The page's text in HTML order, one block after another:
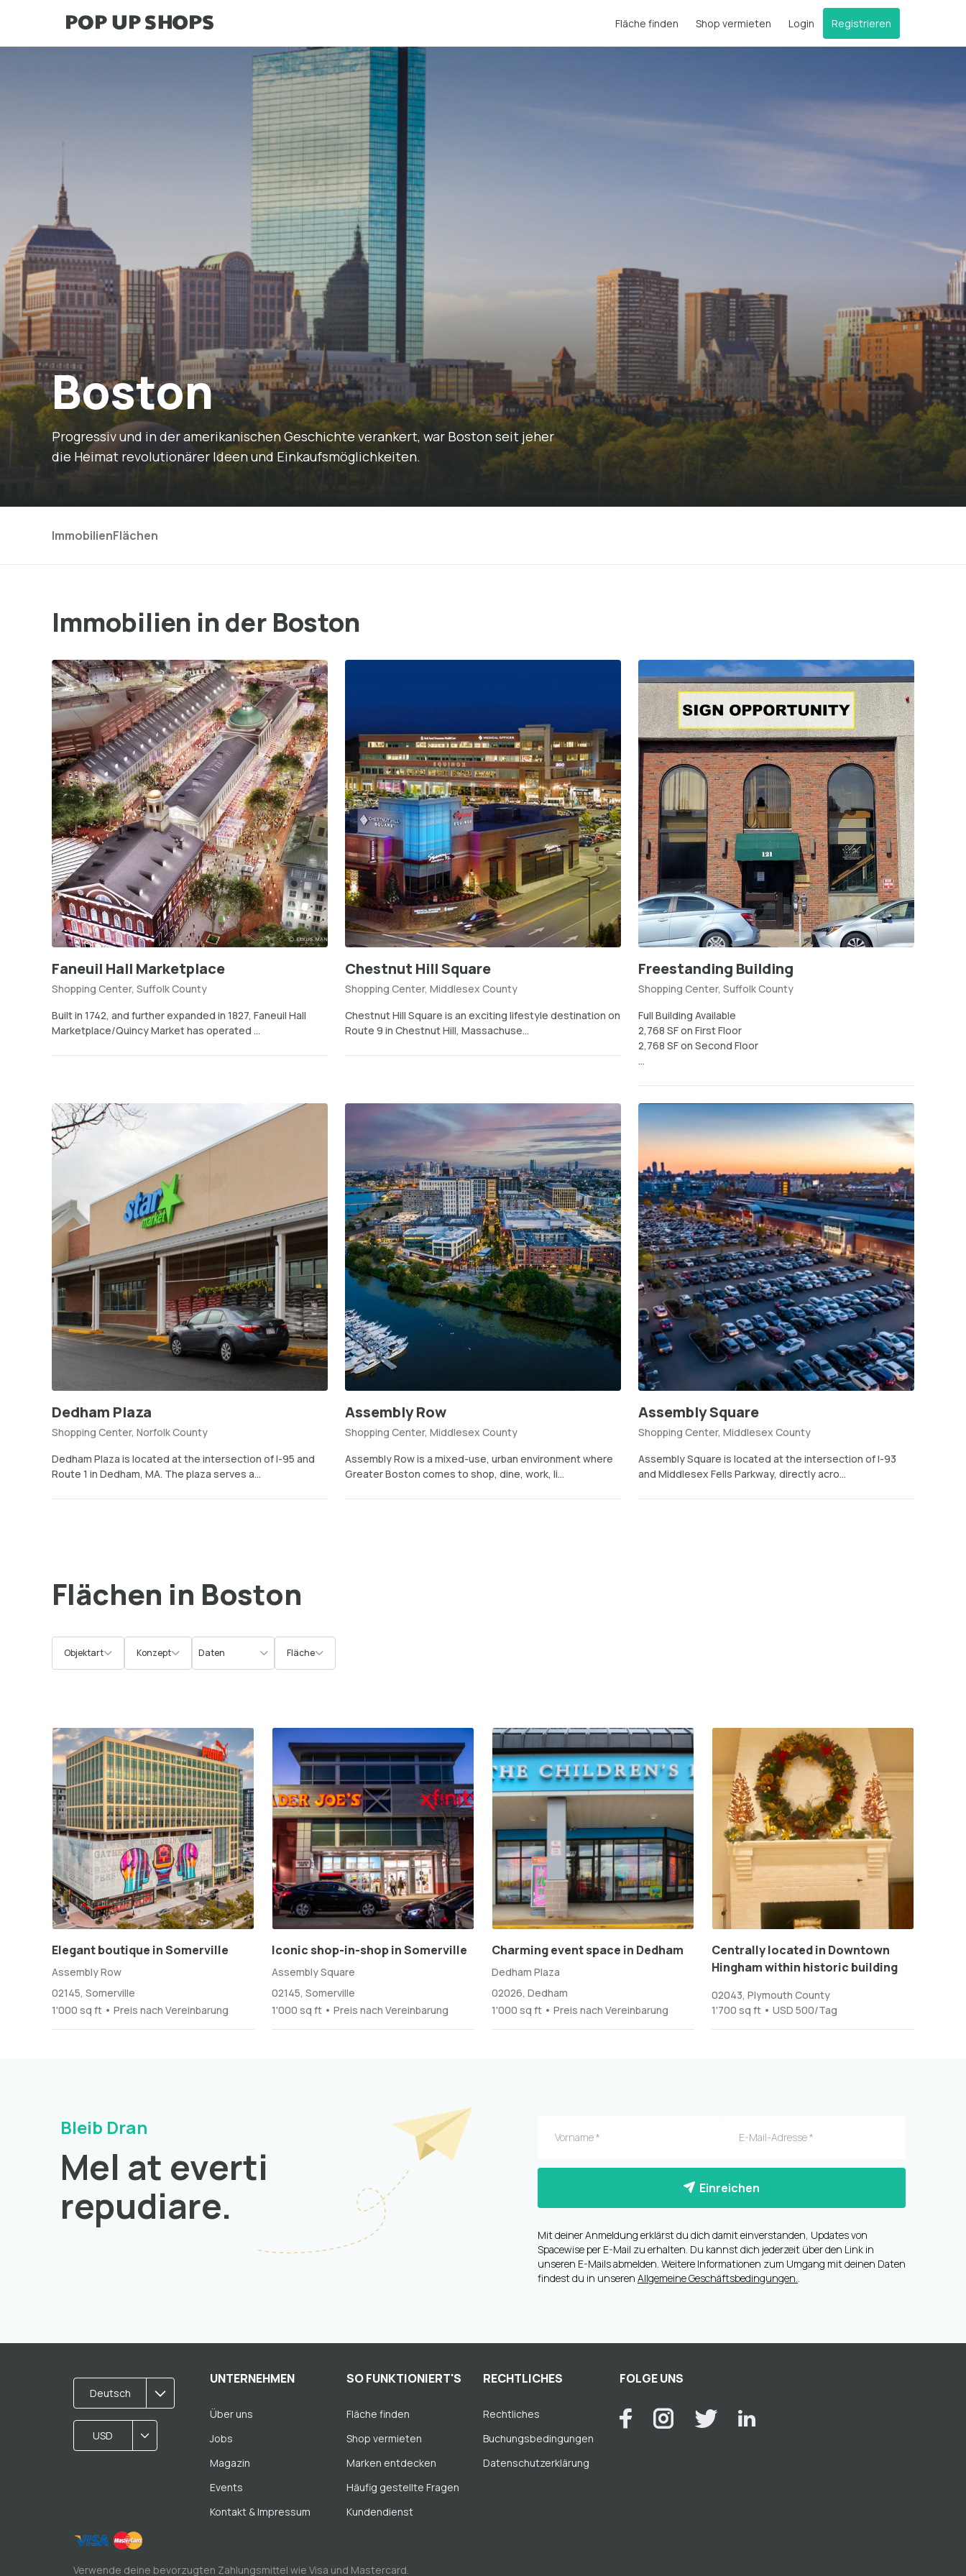
Fläche finden Shop vermieten Login Registrieren
Boston
Progressiv und in der amerikanischen Geschichte verankert, war Boston seit jeher
die Heimat revolutionärer Ideen und Einkaufsmöglichkeiten.
ImmobilienFlächen
Immobilien in der Boston
Faneuil Hall Marketplace
Shopping Center, Suffolk County
Built in 1742, and further expanded in 1827, Faneuil Hall
Marketplace/Quincy Market has operated ...
Chestnut Hill Square
Shopping Center, Middlesex County
Chestnut Hill Square is an exciting lifestyle destination on
Route 9 in Chestnut Hill, Massachuse...
Freestanding Building
Shopping Center, Suffolk County
Full Building Available
2,768 SF on First Floor
2,768 SF on Second Floor
...
Dedham Plaza
Shopping Center, Norfolk County
Dedham Plaza is located at the intersection of I-95 and
Route 1 in Dedham, MA. The plaza serves a...
Assembly Row
Shopping Center, Middlesex County
Assembly Row is a mixed-use, urban environment where
Greater Boston comes to shop, dine, work, li...
Assembly Square
Shopping Center, Middlesex County
Assembly Square is located at the intersection of I-93
and Middlesex Fells Parkway, directly acro...
Flächen in Boston
Objektart Konzept Fläche
Elegant boutique in Somerville
Assembly Row
02145, Somerville
1'000 sq ft • Preis nach Vereinbarung
Iconic shop-in-shop in Somerville
Assembly Square
02145, Somerville
1'000 sq ft • Preis nach Vereinbarung
Charming event space in Dedham
Dedham Plaza
02026, Dedham
1'000 sq ft • Preis nach Vereinbarung
Centrally located in Downtown
Hingham within historic building
02043, Plymouth County
1'700 sq ft • USD 500/Tag
Bleib Dran
Mel at everti
repudiare.
Einreichen
Mit deiner Anmeldung erklärst du dich damit einverstanden, Updates von
Spacewise per E-Mail zu erhalten. Du kannst dich jederzeit über den Link in
unseren E-Mails abmelden. Weitere Informationen zum Umgang mit deinen Daten
findest du in unseren Allgemeine Geschäftsbedingungen..
Deutsch
USD
UNTERNEHMEN
Über uns
Jobs
Magazin
Events
Kontakt & Impressum
SO FUNKTIONIERT'S
Fläche finden
Shop vermieten
Marken entdecken
Häufig gestellte Fragen
Kundendienst
RECHTLICHES
Rechtliches
Buchungsbedingungen
Datenschutzerklärung
FOLGE UNS
Verwende deine bevorzugten Zahlungsmittel wie Visa und Mastercard.